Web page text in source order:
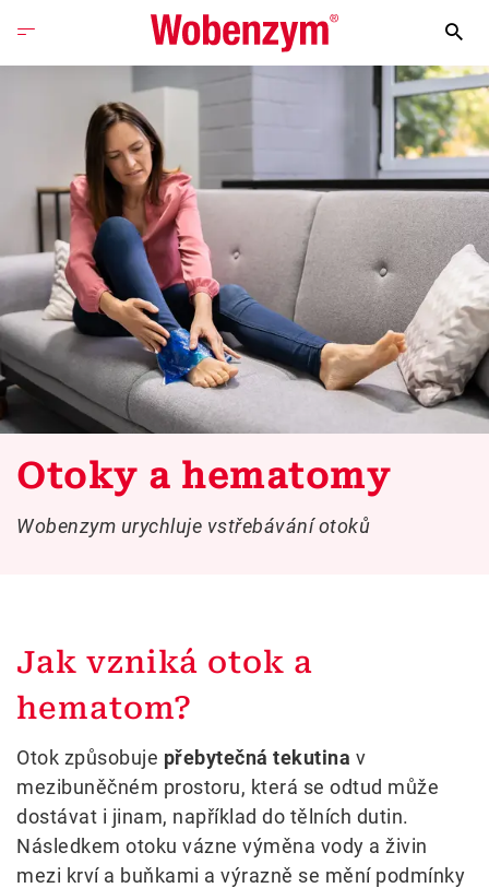
Otoky a hematomy
Wobenzym urychluje vstřebávání otoků
Jak vzniká otok a
hematom?
Otok způsobuje přebytečná tekutina v
mezibuněčném prostoru, která se odtud může
dostávat i jinam, například do tělních dutin.
Následkem otoku vázne výměna vody a živin
mezi krví a buňkami a výrazně se mění podmínky